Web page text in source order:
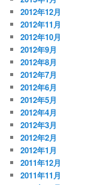
2012年12月
2012年11月
2012年10月
2012年9月
2012年8月
2012年7月
2012年6月
2012年5月
2012年4月
2012年3月
2012年2月
2012年1月
2011年12月
2011年11月